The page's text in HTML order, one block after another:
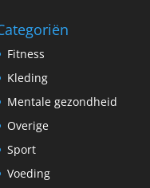
Fitness
Kleding
Mentale gezondheid
Overige
Sport
Voeding